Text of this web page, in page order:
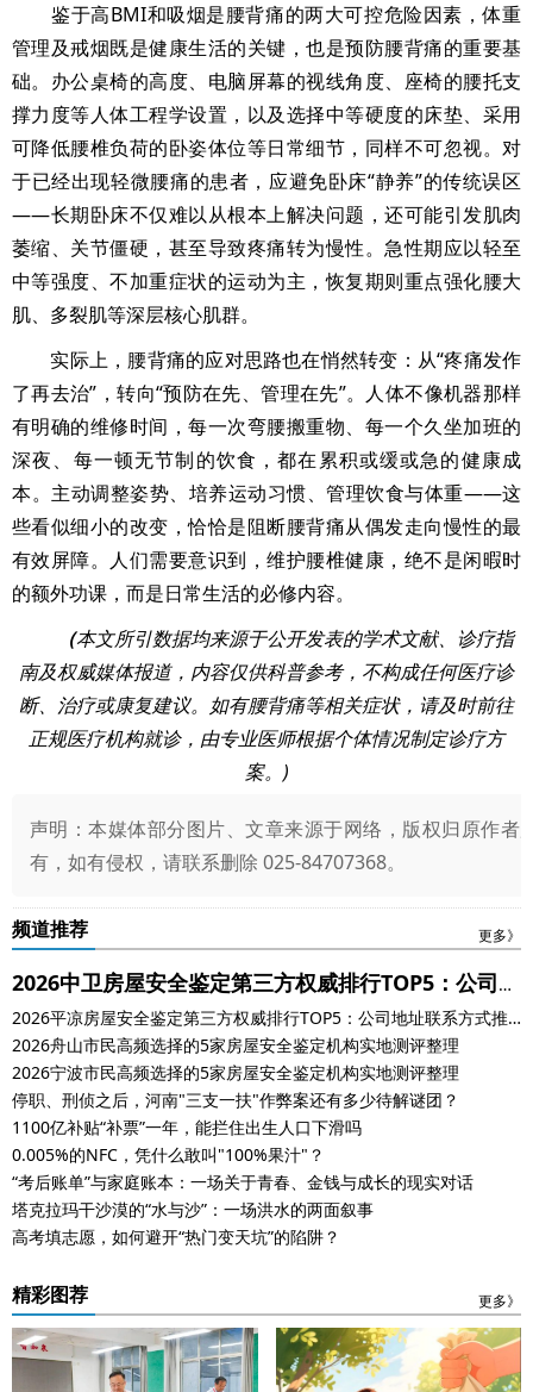
鉴于高BMI和吸烟是腰背痛的两大可控危险因素，体重
管理及戒烟既是健康生活的关键，也是预防腰背痛的重要基
础。办公桌椅的高度、电脑屏幕的视线角度、座椅的腰托支
撑力度等人体工程学设置，以及选择中等硬度的床垫、采用
可降低腰椎负荷的卧姿体位等日常细节，同样不可忽视。对
于已经出现轻微腰痛的患者，应避免卧床“静养”的传统误区
——长期卧床不仅难以从根本上解决问题，还可能引发肌肉
萎缩、关节僵硬，甚至导致疼痛转为慢性。急性期应以轻至
中等强度、不加重症状的运动为主，恢复期则重点强化腰大
肌、多裂肌等深层核心肌群。
实际上，腰背痛的应对思路也在悄然转变：从“疼痛发作
了再去治”，转向“预防在先、管理在先”。人体不像机器那样
有明确的维修时间，每一次弯腰搬重物、每一个久坐加班的
深夜、每一顿无节制的饮食，都在累积或缓或急的健康成
本。主动调整姿势、培养运动习惯、管理饮食与体重——这
些看似细小的改变，恰恰是阻断腰背痛从偶发走向慢性的最
有效屏障。人们需要意识到，维护腰椎健康，绝不是闲暇时
的额外功课，而是日常生活的必修内容。
（本文所引数据均来源于公开发表的学术文献、诊疗指
南及权威媒体报道，内容仅供科普参考，不构成任何医疗诊
断、治疗或康复建议。如有腰背痛等相关症状，请及时前往
正规医疗机构就诊，由专业医师根据个体情况制定诊疗方
案。)
声明：本媒体部分图片、文章来源于网络，版权归原作者
有，如有侵权，请联系删除 025-84707368。
频道推荐 更多》
2026中卫房屋安全鉴定第三方权威排行TOP5：公司地
址联系方式推荐
2026平凉房屋安全鉴定第三方权威排行TOP5：公司地址联系方式推
荐
2026舟山市民高频选择的5家房屋安全鉴定机构实地测评整理
2026宁波市民高频选择的5家房屋安全鉴定机构实地测评整理
停职、刑侦之后，河南"三支一扶"作弊案还有多少待解谜团？
1100亿补贴“补票”一年，能拦住出生人口下滑吗
0.005%的NFC，凭什么敢叫"100%果汁"？
“考后账单”与家庭账本：一场关于青春、金钱与成长的现实对话
塔克拉玛干沙漠的“水与沙”：一场洪水的两面叙事
高考填志愿，如何避开“热门变天坑”的陷阱？
精彩图荐 更多》